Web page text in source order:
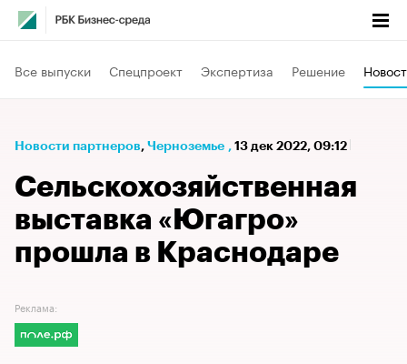
Все выпуски Спецпроект Экспертиза Решение
Новости партнеров⁠, Черноземье , 13 дек 2022, 09:12
Сельскохозяйственная
выставка «Югагро»
прошла в Краснодаре
Реклама: